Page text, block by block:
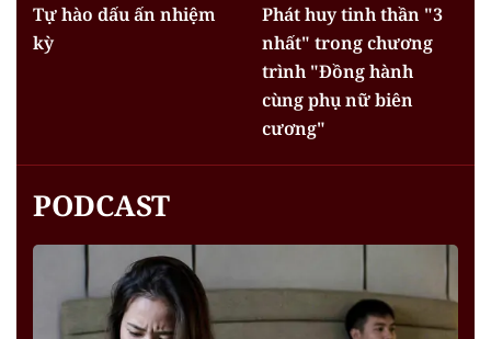
Tự hào dấu ấn nhiệm
kỳ
Phát huy tinh thần "3
nhất" trong chương
trình "Đồng hành
cùng phụ nữ biên
cương"
PODCAST